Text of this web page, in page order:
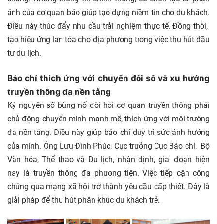
ánh của cơ quan báo giúp tạo dựng niềm tin cho du khách.
Điều này thúc đẩy nhu cầu trải nghiệm thực tế. Đồng thời,
tạo hiệu ứng lan tỏa cho địa phương trong việc thu hút đầu
tư du lịch.
Báo chí thích ứng với chuyển đổi số và xu hướng
truyền thông đa nền tảng
Kỷ nguyên số bùng nổ đòi hỏi cơ quan truyền thông phải
chủ động chuyển mình mạnh mẽ, thích ứng với môi trường
đa nền tảng. Điều này giúp báo chí duy trì sức ảnh hưởng
của mình. Ông Lưu Đình Phúc, Cục trưởng Cục Báo chí, Bộ
Văn hóa, Thể thao và Du lịch, nhận định, giai đoạn hiện
nay là truyền thông đa phương tiện. Việc tiếp cận công
chúng qua mạng xã hội trở thành yêu cầu cấp thiết. Đây là
giải pháp để thu hút phân khúc du khách trẻ.